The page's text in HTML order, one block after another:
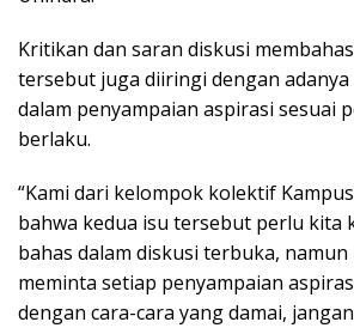
Kritikan dan saran diskusi
tersebut juga diiringi dengan
dalam penyampaian aspirasi sesuai
berlaku.
“Kami dari kelompok kolektif
bahwa kedua isu tersebut perlu kita
bahas dalam diskusi terbuka,
meminta setiap penyampaian
dengan cara-cara yang damai,